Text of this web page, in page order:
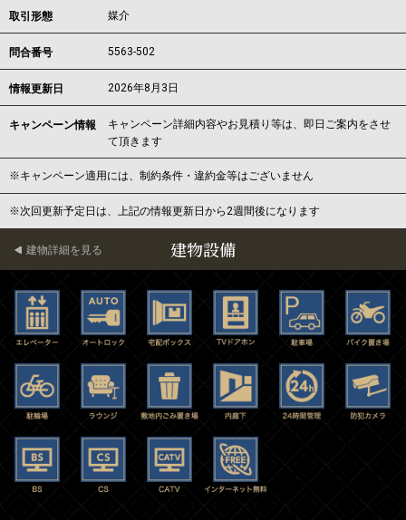
取引形態 媒介
問合番号 5563-502
情報更新日 2026年8月3日
キャンペーン情報
キャンペーン詳細内容やお見積り等は、即日ご案内をさせ
て頂きます
※キャンペーン適用には、制約条件・違約金等はございません
※次回更新予定日は、上記の情報更新日から2週間後になります
建物設備
建物詳細を見る